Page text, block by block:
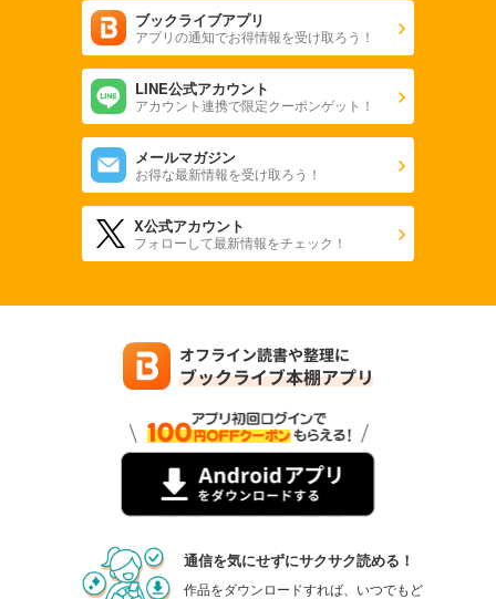
ブックライブアプリ
アプリの通知でお得情報を受け取ろう！
LINE公式アカウント
アカウント連携で限定クーポンゲット！
メールマガジン
お得な最新情報を受け取ろう！
X公式アカウント
フォローして最新情報をチェック！
通信を気にせずにサクサク読める！
作品をダウンロードすれば、いつでもど